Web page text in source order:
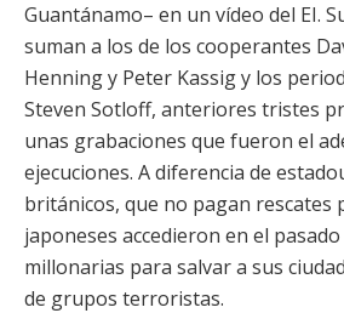
Guantánamo– en un vídeo del EI.
suman a los de los cooperantes
Henning y Peter Kassig y los
Steven Sotloff, anteriores tristes
unas grabaciones que fueron el
ejecuciones. A diferencia de
británicos, que no pagan rescates
japoneses accedieron en el
millonarias para salvar a sus
de grupos terroristas.